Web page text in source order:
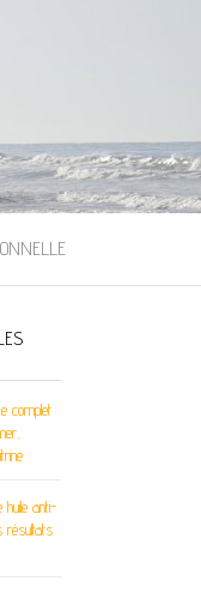
complet
huile anti-
résultats